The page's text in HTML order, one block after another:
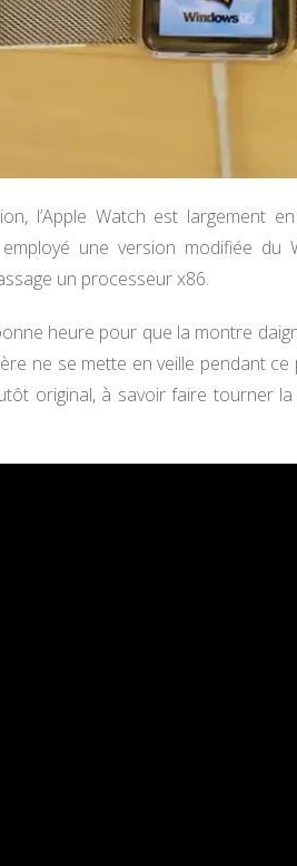
l’Apple Watch est largement
une version modifiée du
un processeur x86.
heure pour que la montre
ne se mette en veille pendant
original, à savoir faire tourner